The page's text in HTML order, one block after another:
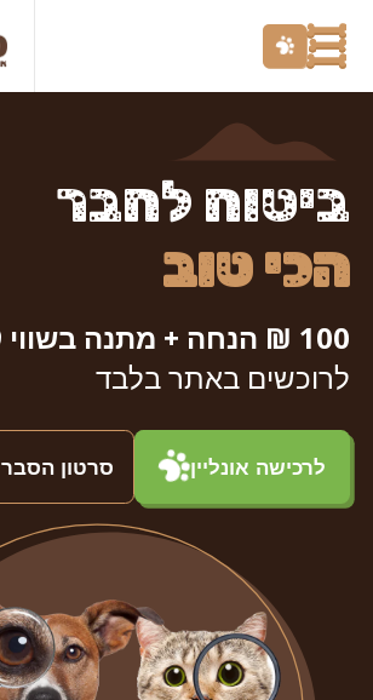
ביטוח לחבר
הכי טוב
100 ₪ הנחה + מתנה בשווי 199 ₪
לרוכשים באתר בלבד
לרכישה אונליין סרטון הסבר